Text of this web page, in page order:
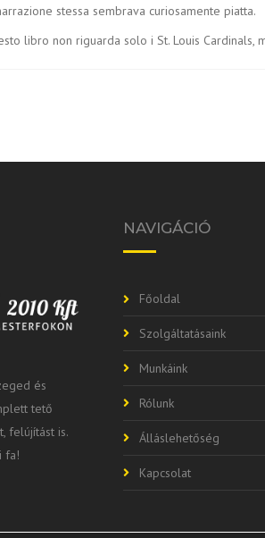
stessa sembrava curiosamente piatta.
libro non riguarda solo i St. Louis
és
tető
felújítást is.
fa!
NAVIGÁCIÓ
Főoldal
Szolgáltatásaink
Munkáink
Rólunk
Álláslehetőség
Kapcsolat